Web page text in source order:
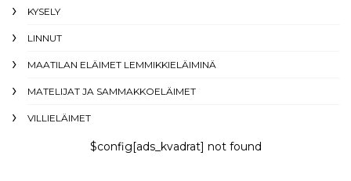
KYSELY
LINNUT
MAATILAN ELÄIMET LEMMIKKIELÄIMINÄ
MATELIJAT JA SAMMAKKOELÄIMET
VILLIELÄIMET
$config[ads_kvadrat] not found